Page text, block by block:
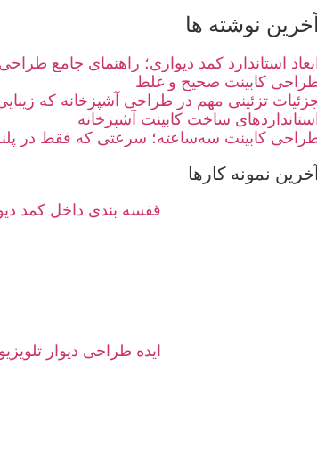
آخرین نوشته ها
ابعاد استاندارد کمد دیواری؛ راهنمای جامع
کابینت صحیح و غلط
تزئینی مهم در طراحی آشپزخانه که
استانداردهای ساخت کابینت آشپزخانه
کابینت سه‌ساعته؛ سرعتی که فقط در
آخرین نمونه کارها
قفسه بندی داخل کمد
ایده طراحی دیوار